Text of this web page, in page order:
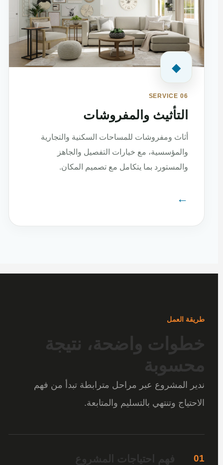
◆
SERVICE 06
التأثيث والمفروشات
أثاث ومفروشات للمساحات السكنية والتجارية
والمؤسسية، مع خيارات التفصيل والجاهز
والمستورد بما يتكامل مع تصميم المكان.
←
طريقة العمل
خطوات واضحة، نتيجة
محسوبة
ندير المشروع عبر مراحل مترابطة تبدأ من فهم
الاحتياج وتنتهي بالتسليم والمتابعة.
01 فهم احتياجات المشروع